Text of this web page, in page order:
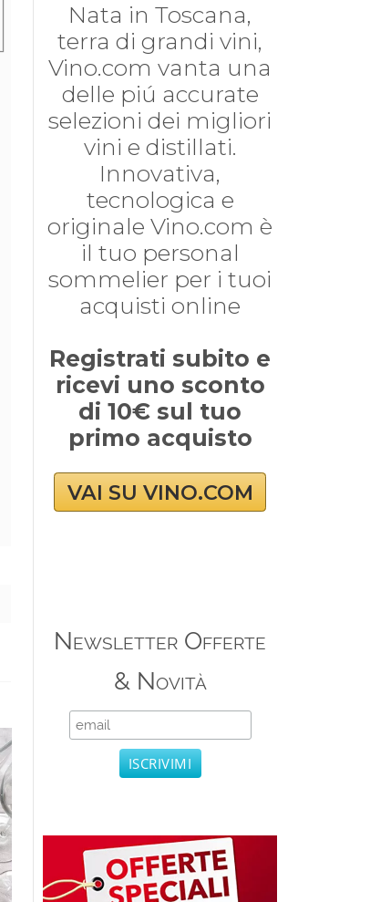
Nata in Toscana,
terra di grandi vini,
Vino.com vanta una
delle piú accurate
selezioni dei migliori
vini e distillati.
Innovativa,
tecnologica e
originale Vino.com è
il tuo personal
sommelier per i tuoi
acquisti online
Registrati subito e
ricevi uno sconto
di 10€ sul tuo
primo acquisto
VAI SU VINO.COM
Newsletter Offerte
& Novità